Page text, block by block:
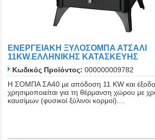
ΕΝΕΡΓΕΙΑΚΗ ΞΥΛΟΣΟΜΠΑ ΑΤΣΑΛΙ
11KW.ΕΛΛΗΝΙΚΗΣ ΚΑΤΑΣΚΕΥΗΣ
Κωδικός Προϊόντος: 000000009782
Η ΣΟΜΠΑ ΣΑ40 με απόδοση 11 KW και
χρησιμοποιείται για τη θέρμανση χώρου με
καυσίμων (φυσικοί ξύλινοι κορμοί)....